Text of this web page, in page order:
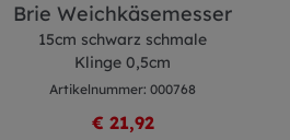
Brie Weichkäsemesser
15cm schwarz schmale
Klinge 0,5cm
Artikelnummer: 000768
€ 21,92